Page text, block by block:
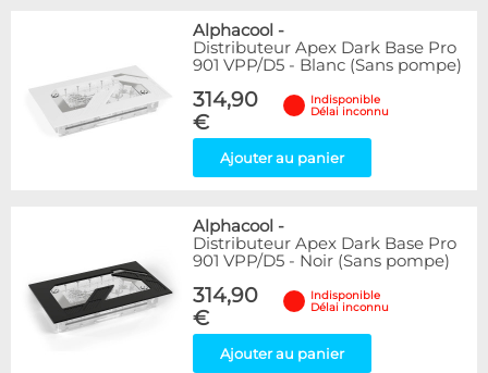
Alphacool -
Distributeur Apex Dark Base Pro
901 VPP/D5 - Blanc (Sans pompe)
314,90
€
Indisponible
Délai inconnu
Ajouter au panier
Alphacool -
Distributeur Apex Dark Base Pro
901 VPP/D5 - Noir (Sans pompe)
314,90
€
Indisponible
Délai inconnu
Ajouter au panier